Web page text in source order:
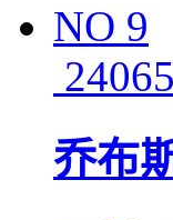
NO 9
乔布